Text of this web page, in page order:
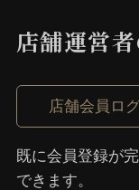
店舗運営
店舗会員ロ
既に会員登録が
できます。